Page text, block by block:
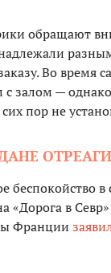
обращают
Во время
залом —
пор не
беспокойство
«Дорога в
Франции